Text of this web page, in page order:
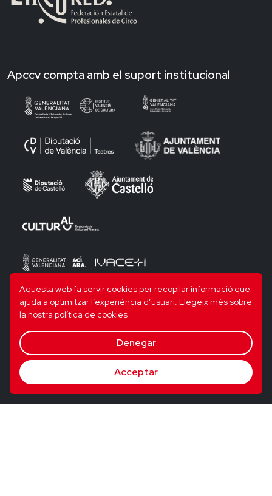
Aquesta web fa servir cookies per recopilar informació que
ajuda a optimitzar l’experiència d’usuari. Llegeix més sobre
la nostra política de cookies
Denegar
Acceptar
Apccv compta amb el suport institucional